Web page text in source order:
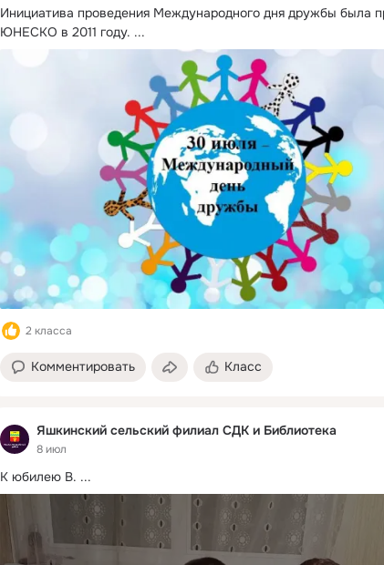
Инициатива проведения Международного дня дружбы была
ЮНЕСКО в 2011 году. ...
2 класса
Комментировать Класс
Яшкинский сельский филиал СДК и Библиотека
8 июл
К юбилею В. ...